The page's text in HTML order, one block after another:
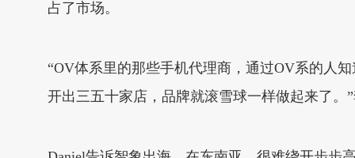
占了市场。
“OV体系里的那些手机代理商，通过OV系的人
开出三五十家店，品牌就滚雪球一样做起来了。